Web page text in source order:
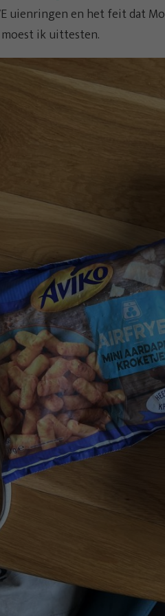
uienringen en het feit dat
ik uittesten.